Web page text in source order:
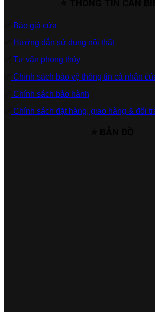
Báo giá cửa
Hướng dẫn sử dụng nội thất
Tư vấn phong thủy
Chính sách bảo vệ thông tin cá nhân
Chính sách bảo hành
Chính sách đặt hàng, giao hàng & đổi